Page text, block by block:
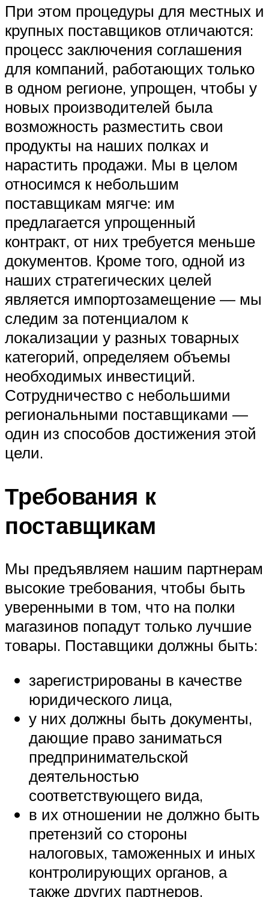
При этом процедуры для местных и
крупных поставщиков отличаются:
процесс заключения соглашения
для компаний, работающих только
в одном регионе, упрощен, чтобы у
новых производителей была
возможность разместить свои
продукты на наших полках и
нарастить продажи. Мы в целом
относимся к небольшим
поставщикам мягче: им
предлагается упрощенный
контракт, от них требуется меньше
документов. Кроме того, одной из
наших стратегических целей
является импортозамещение — мы
следим за потенциалом к
локализации у разных товарных
категорий, определяем объемы
необходимых инвестиций.
Сотрудничество с небольшими
региональными поставщиками —
один из способов достижения этой
цели.
Требования к
поставщикам
Мы предъявляем нашим партнерам
высокие требования, чтобы быть
уверенными в том, что на полки
магазинов попадут только лучшие
товары. Поставщики должны быть:
зарегистрированы в качестве
юридического лица,
у них должны быть документы,
дающие право заниматься
предпринимательской
деятельностью
соответствующего вида,
в их отношении не должно быть
претензий со стороны
налоговых, таможенных и иных
контролирующих органов, а
также других партнеров.